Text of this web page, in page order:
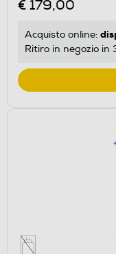
€ 179,00
Acquisto online:
Ritiro in negozio in